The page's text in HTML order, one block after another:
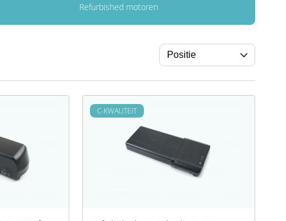
Refurbished motoren
C-KWALITEIT